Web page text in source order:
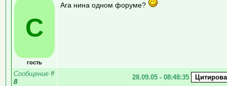
C
гость
Ага нина одном форуме?
Сообщение #
8
28.09.05 - 08:48:35